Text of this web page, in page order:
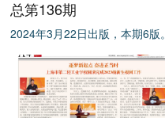
总第136期
2024年3月22日出版，本期6版。